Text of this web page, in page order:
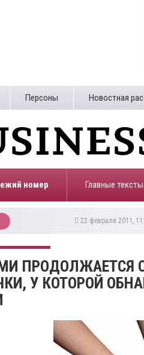
Персоны Новостная
номер Главные тексты
22 февраля 2011,
ПРОДОЛЖАЕТСЯ
У КОТОРОЙ